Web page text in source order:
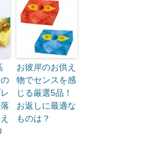
お彼岸のお供え
物でセンスを感
じる厳選5品！
お返しに最適な
ものは？